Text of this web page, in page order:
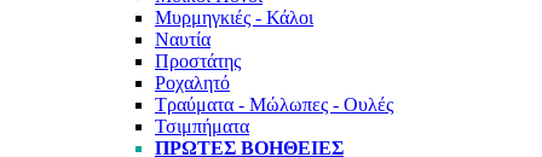
Μυρμηγκιές - Κάλοι
Ναυτία
Προστάτης
Ροχαλητό
Τραύματα - Μώλωπες - Ουλές
Τσιμπήματα
ΠΡΏΤΕΣ ΒΟΉΘΕΙΕΣ